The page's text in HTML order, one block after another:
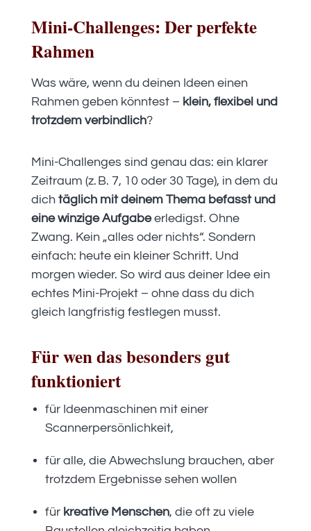
Mini-Challenges: Der perfekte
Rahmen
Was wäre, wenn du deinen Ideen einen
Rahmen geben könntest – klein, flexibel und
trotzdem verbindlich?
Mini-Challenges sind genau das: ein klarer
Zeitraum (z. B. 7, 10 oder 30 Tage), in dem du
dich täglich mit deinem Thema befasst und
eine winzige Aufgabeerledigst. Ohne
Zwang. Kein „alles oder nichts“. Sondern
einfach: heute ein kleiner Schritt. Und
morgen wieder. So wird aus deiner Idee ein
echtes Mini-Projekt – ohne dass du dich
gleich langfristig festlegen musst.
Für wen das besonders gut
funktioniert
für Ideenmaschinen mit einer
Scannerpersönlichkeit,
für alle, die Abwechslung brauchen, aber
trotzdem Ergebnisse sehen wollen
für kreative Menschen, die oft zu viele